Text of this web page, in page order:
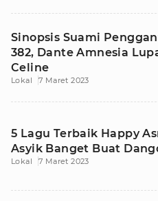
Sinopsis Suami
382, Dante Amnesia
Celine
Lokal 7 Maret 2023
5 Lagu Terbaik Happy
Asyik Banget Buat
Lokal 7 Maret 2023